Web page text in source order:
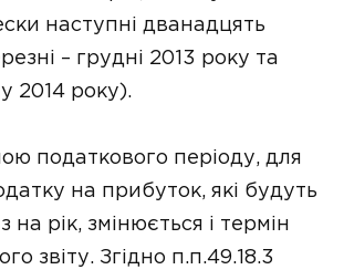
наступні дванадцять
– грудні 2013 року та
2014 року).
податкового періоду, для
на прибуток, які будуть
на рік, змінюється і термін
звіту. Згідно п.п.49.18.3